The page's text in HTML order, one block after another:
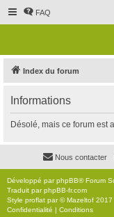
FAQ
Index du forum
Informations
Désolé, mais ce forum est
Nous contacter
Développé parphpBB® Forum
Traduit parphpBB-fr.com
Style proflat par ©Mazeltof 2017
Confidentialité | Conditions